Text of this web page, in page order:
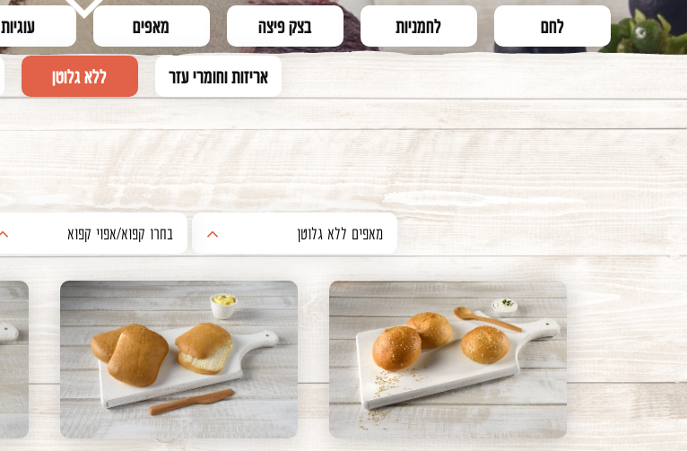
לחם לחמניות בצק פיצה מאפים עוגיות
אריזות וחומרי עזר ללא גלוטן
מאפים ללא גלוטן
לחמים
לחמניות
בחרו קפוא/אפוי קפוא
קפוא
אפוי קפוא